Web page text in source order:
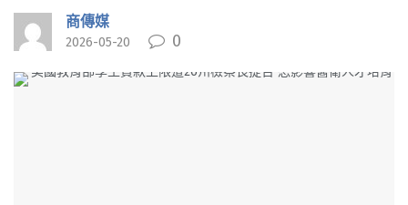
商傳媒
2026-05-20 0